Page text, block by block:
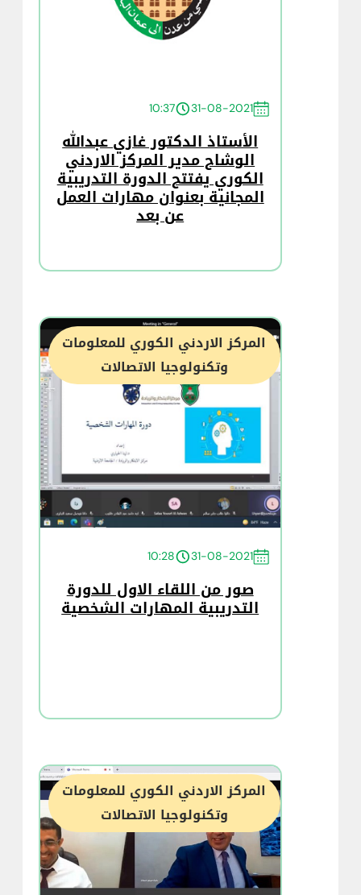
31-08-2021
10:37
الأستاذ الدكتور غازي عبدالله
الوشاح مدير المركز الاردني
الكوري يفتتح الدورة التدريبية
المجانية بعنوان مهارات العمل
عن بعد
المركز الاردني الكوري للمعلومات
وتكنولوجيا الاتصالات
31-08-2021
10:28
صور من اللقاء الاول للدورة
التدريبية المهارات الشخصية
المركز الاردني الكوري للمعلومات
وتكنولوجيا الاتصالات